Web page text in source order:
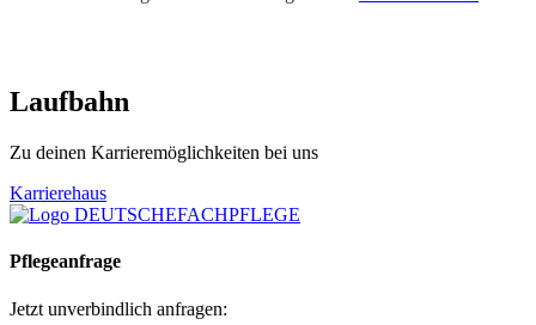
Laufbahn
Zu deinen Karrieremöglichkeiten bei uns
Karrierehaus
Pflegeanfrage
Jetzt unverbindlich anfragen: